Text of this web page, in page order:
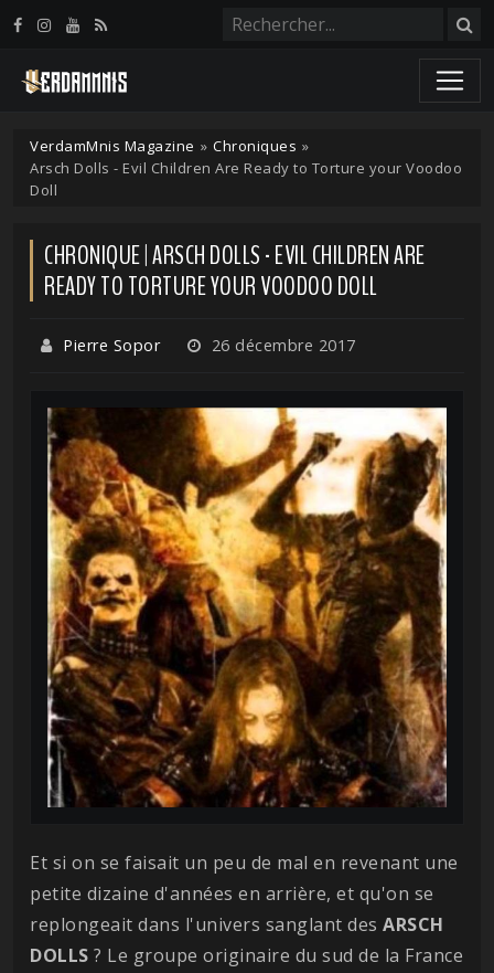
VerdamMnis Magazine » Chroniques »
Arsch Dolls - Evil Children Are Ready to Torture your Voodoo
Doll
CHRONIQUE | ARSCH DOLLS - EVIL CHILDREN ARE
READY TO TORTURE YOUR VOODOO DOLL
Pierre Sopor 26 décembre 2017
Et si on se faisait un peu de mal en revenant une
petite dizaine d'années en arrière, et qu'on se
replongeait dans l'univers sanglant des ARSCH
DOLLS ? Le groupe originaire du sud de la France
Panneau de gestion des cookies